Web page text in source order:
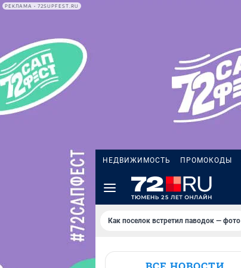
РЕКЛАМА • 72SUPFEST.RU
НЕДВИЖИМОСТЬ ПРОМОКОДЫ
Как поселок встретил паводок — фото